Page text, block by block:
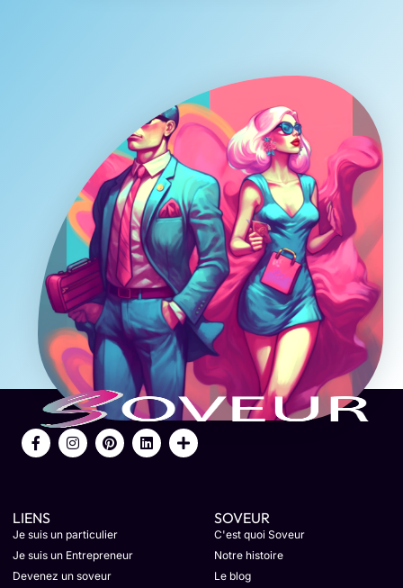
LIENS
Je suis un particulier
Je suis un Entrepreneur
Devenez un soveur
SOVEUR
C'est quoi Soveur
Notre histoire
Le blog